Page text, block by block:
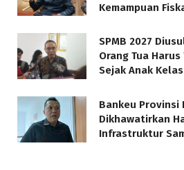
Kemampuan
SPMB 2027
Orang Tua
Sejak Anak
Bankeu Provinsi
Dikhawatirkan
Infrastruktur